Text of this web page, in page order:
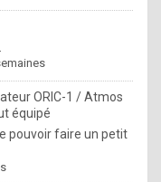
ORIC-1 / Atmos
équipé
pouvoir faire un petit